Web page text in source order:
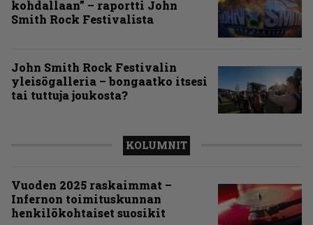
kohdallaan” – raportti John
Smith Rock Festivalista
John Smith Rock Festivalin
yleisögalleria – bongaatko itsesi
tai tuttuja joukosta?
KOLUMNIT
Vuoden 2025 raskaimmat –
Infernon toimituskunnan
henkilökohtaiset suosikit